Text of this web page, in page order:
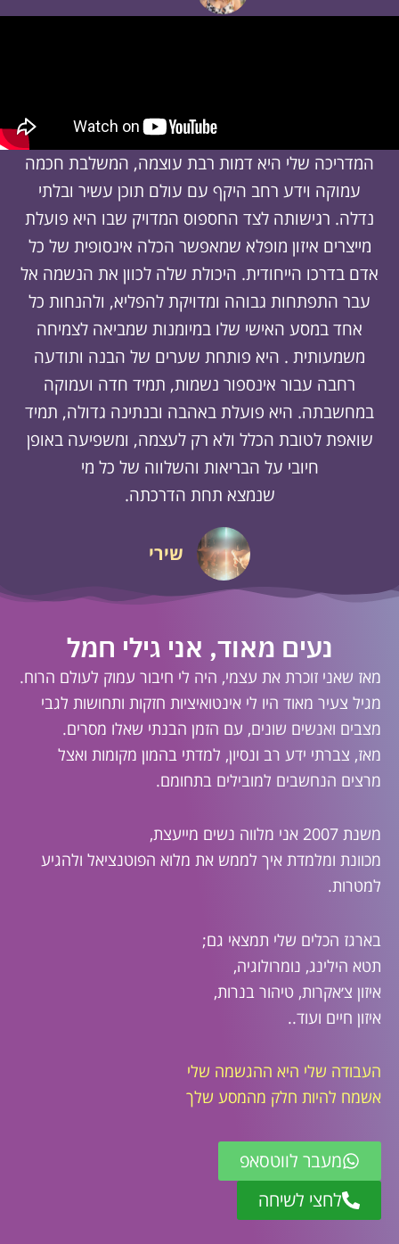
המדריכה שלי היא דמות רבת עוצמה, המשלבת חכמה
עמוקה וידע רחב היקף עם עולם תוכן עשיר ובלתי
נדלה. רגישותה לצד החספוס המדויק שבו היא פועלת
מייצרים איזון מופלא שמאפשר הכלה אינסופית של כל
אדם בדרכו הייחודית. היכולת שלה לכוון את הנשמה אל
עבר התפתחות גבוהה ומדויקת להפליא, ולהנחות כל
אחד במסע האישי שלו במיומנות שמביאה לצמיחה
משמעותית . היא פותחת שערים של הבנה ותודעה
רחבה עבור אינספור נשמות, תמיד חדה ועמוקה
במחשבתה. היא פועלת באהבה ובנתינה גדולה, תמיד
שואפת לטובת הכלל ולא רק לעצמה, ומשפיעה באופן
חיובי על הבריאות והשלווה של כל מי
שנמצא תחת הדרכתה.
שירי
נעים מאוד, אני גילי חמל
מאז שאני זוכרת את עצמי, היה לי חיבור עמוק לעולם הרוח.
מגיל צעיר מאוד היו לי אינטואיציות חזקות ותחושות לגבי
מצבים ואנשים שונים, עם הזמן הבנתי שאלו מסרים.
מאז, צברתי ידע רב ונסיון, למדתי בהמון מקומות ואצל
מרצים הנחשבים למובילים בתחומם.
משנת 2007 אני מלווה נשים מייעצת,
מכוונת ומלמדת איך לממש את מלוא הפוטנציאל ולהגיע
למטרות.
בארגז הכלים שלי תמצאי גם;
תטא הילינג, נומרולוגיה,
איזון צ׳אקרות, טיהור בנרות,
איזון חיים ועוד..
העבודה שלי היא ההגשמה שלי
אשמח להיות חלק מהמסע שלך
מעבר לווטסאפ
לחצי לשיחה